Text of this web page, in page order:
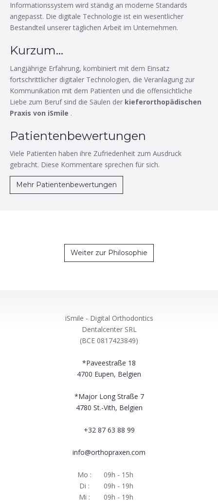
Informationssystem wird ständig an moderne Standards
angepasst. Die digitale Technologie ist ein wesentlicher
Bestandteil unserer täglichen Arbeit im Unternehmen.
Kurzum...
Langjährige Erfahrung, kombiniert mit dem Einsatz
fortschrittlicher digitaler Technologien, die Veranlagung zur
Kommunikation mit dem Patienten und die offensichtliche
Liebe zum Beruf sind die Säulen der kieferorthopädischen
Praxis von iSmile .
Patientenbewertungen
Viele Patienten haben ihre Zufriedenheit zum Ausdruck
gebracht. Diese Kommentare sprechen für sich.
Mehr Patientenbewertungen
Weiter zur Philosophie
iSmile - Digital Orthodontics
Dentalcenter SRL
(BCE 0817423849)
*Paveestraße 18
4700 Eupen, Belgien
*Major Long Straße 7
4780 St.-Vith, Belgien
+32 87 63 88 99
info@orthopraxen.com
Mo :
09h - 15h
Di :
09h - 19h
Mi :
09h - 19h